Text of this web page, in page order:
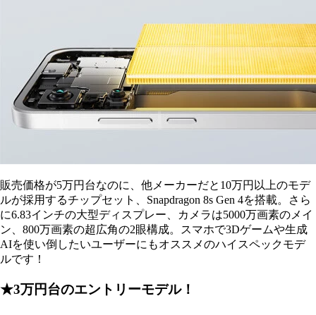
販売価格が5万円台なのに、他メーカーだと10万円以上のモデ
ルが採用するチップセット、Snapdragon 8s Gen 4を搭載。さら
に6.83インチの大型ディスプレー、カメラは5000万画素のメイ
ン、800万画素の超広角の2眼構成。スマホで3Dゲームや生成
AIを使い倒したいユーザーにもオススメのハイスペックモデ
ルです！
★3万円台のエントリーモデル！